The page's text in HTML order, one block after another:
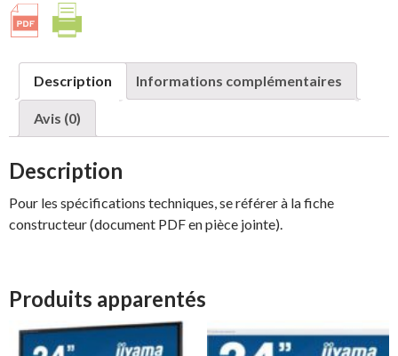
23,8p
FHD.1920x1080
VGA/HDMI/DP
USB
Description Informations complémentaires
Avis (0)
Description
Pour les spécifications techniques, se référer à la fiche
constructeur (document PDF en pièce jointe).
Produits apparentés